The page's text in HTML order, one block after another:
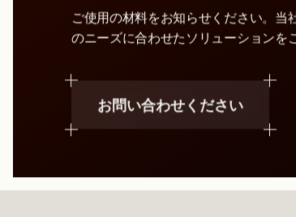
ご使用の材料をお知らせください。当
のニーズに合わせたソリューションを
お問い合わせください